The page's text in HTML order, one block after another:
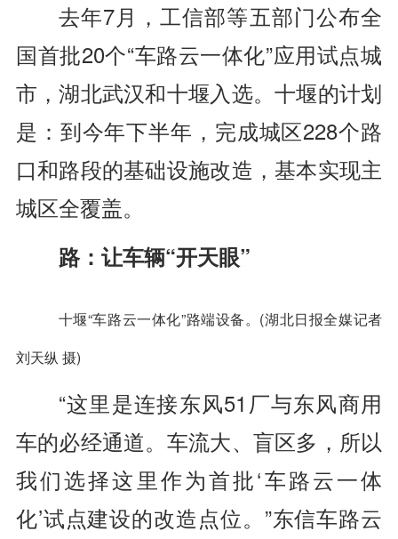
去年7月，工信部等五部门公布全
国首批20个“车路云一体化”应用试点城
市，湖北武汉和十堰入选。十堰的计划
是：到今年下半年，完成城区228个路
口和路段的基础设施改造，基本实现主
城区全覆盖。
路：让车辆“开天眼”
十堰“车路云一体化”路端设备。(湖北日报全媒记者
刘天纵 摄)
“这里是连接东风51厂与东风商用
车的必经通道。车流大、盲区多，所以
我们选择这里作为首批‘车路云一体
化’试点建设的改造点位。”东信车路云